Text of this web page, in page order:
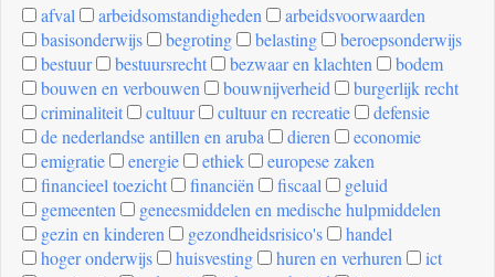
[invalid
name]
afval arbeidsomstandigheden
arbeidsvoorwaarden
basisonderwijs
begroting belasting
beroepsonderwijs
bestuur
bestuursrecht bezwaar en klachten
bodem
bouwen en verbouwen
bouwnijverheid
burgerlijk recht
criminaliteit
cultuur cultuur en recreatie
defensie
de nederlandse antillen en aruba
dieren
economie
emigratie
energie ethiek
europese zaken
financieel toezicht
financiën fiscaal
geluid
gemeenten
geneesmiddelen en medische hulpmiddelen
gezin en kinderen
gezondheidsrisico's
handel
hoger onderwijs
huisvesting huren en verhuren
ict